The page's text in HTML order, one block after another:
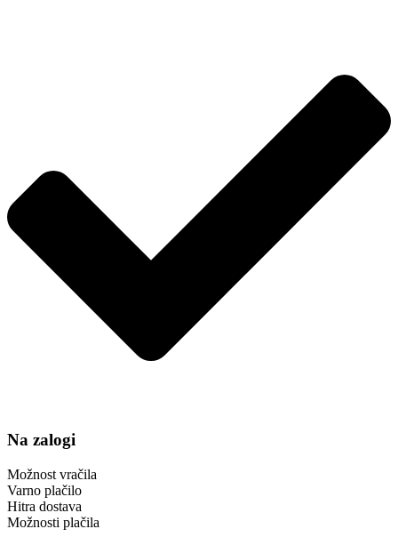
Na zalogi
Možnost vračila
Varno plačilo
Hitra dostava
Možnosti plačila